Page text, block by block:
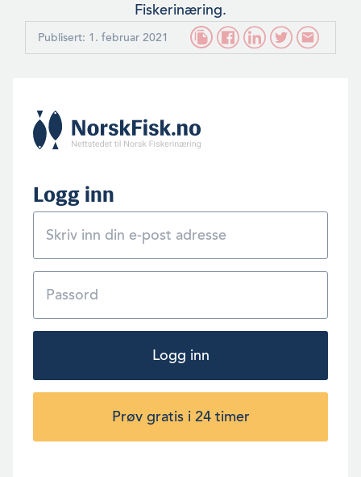
Fiskerinæring.
Publisert: 1. februar 2021
Logg inn
Logg inn
Prøv gratis i 24 timer